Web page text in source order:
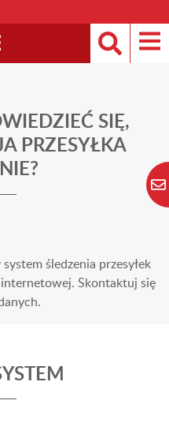
SIĘ,
PRZESYŁKA
śledzenia przesyłek
Skontaktuj się